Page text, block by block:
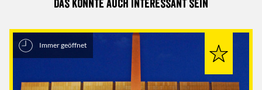
Das könnte auch interessant sein
Immer geöffnet